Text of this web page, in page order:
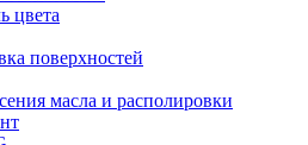
цвета
поверхностей
масла и располировки